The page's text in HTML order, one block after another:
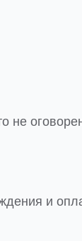
не
и